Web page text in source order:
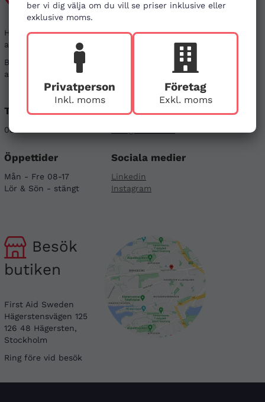
ber vi dig välja om du vill se priser inklusive eller
exklusive moms.
Privatperson
Inkl. moms
Företag
Exkl. moms
Har du frågor kring din beställning, eller i behov
av vägledning?
Besök gärna våra vanliga frågor
. Det går även bra
att kontakta oss genom alternativen nedan.
Telefon
08-121 464 90
E-post
Öppettider
Mån - Fre 08-17
Lör & Sön - stängt
Sociala medier
Linkedin
Instagram
Besök
butiken
First Aid Sweden
Hägerstensvägen 125
126 48 Hägersten,
Stockholm
Ring före vid besök